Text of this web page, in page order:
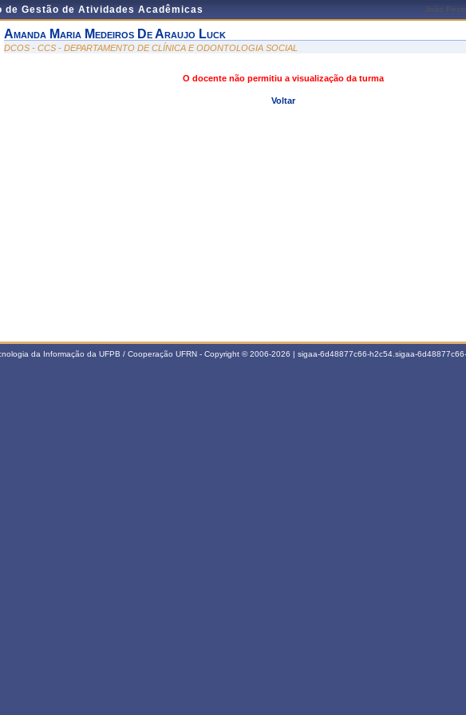
de Gestão de Atividades Acadêmicas João
Amanda Maria Medeiros De Araujo Luck
DCOS - CCS - DEPARTAMENTO DE CLÍNICA E ODONTOLOGIA SOCIAL
O docente não permitiu a visualização da turma
Voltar
da Informação da UFPB / Cooperação UFRN - Copyright © 2006-2026 | sigaa-6d48877c66-h2c54.sigaa-